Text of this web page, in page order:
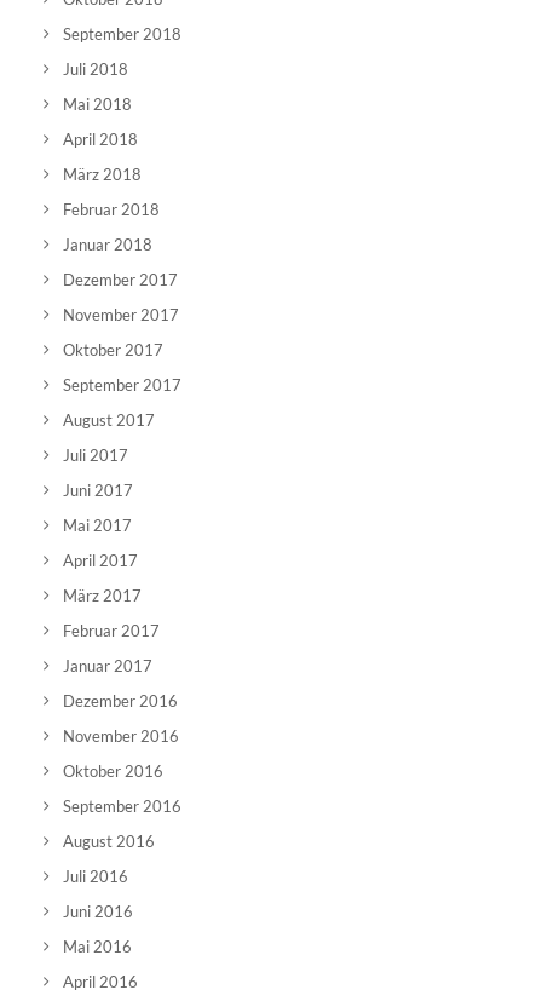
September 2018
Juli 2018
Mai 2018
April 2018
März 2018
Februar 2018
Januar 2018
Dezember 2017
November 2017
Oktober 2017
September 2017
August 2017
Juli 2017
Juni 2017
Mai 2017
April 2017
März 2017
Februar 2017
Januar 2017
Dezember 2016
November 2016
Oktober 2016
September 2016
August 2016
Juli 2016
Juni 2016
Mai 2016
April 2016